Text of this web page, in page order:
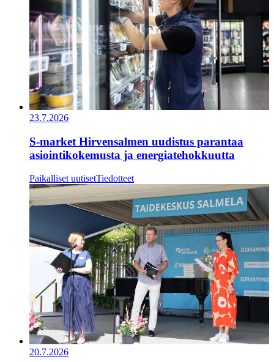
23.7.2026
S-market Hirvensalmen uudistus parantaa
asiointikokemusta ja energiatehokkuutta
Paikalliset uutisetTiedotteet
20.7.2026